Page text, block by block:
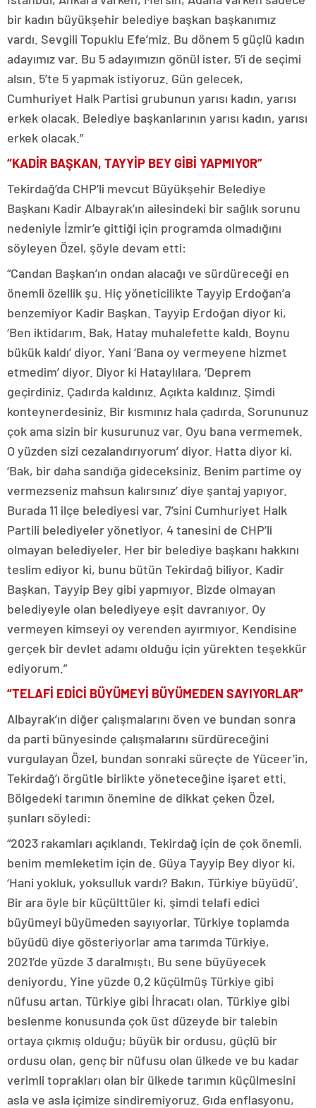
bir kadın büyükşehir belediye başkan başkanımız
vardı. Sevgili Topuklu Efe’miz. Bu dönem 5 güçlü kadın
adayımız var. Bu 5 adayımızın gönül ister, 5’i de seçimi
alsın. 5’te 5 yapmak istiyoruz. Gün gelecek,
Cumhuriyet Halk Partisi grubunun yarısı kadın, yarısı
erkek olacak. Belediye başkanlarının yarısı kadın, yarısı
erkek olacak.”
“KADİR BAŞKAN, TAYYİP BEY GİBİ YAPMIYOR”
Tekirdağ’da CHP’li mevcut Büyükşehir Belediye
Başkanı Kadir Albayrak’ın ailesindeki bir sağlık sorunu
nedeniyle İzmir’e gittiği için programda olmadığını
söyleyen Özel, şöyle devam etti:
“Candan Başkan’ın ondan alacağı ve sürdüreceği en
önemli özellik şu. Hiç yöneticilikte Tayyip Erdoğan’a
benzemiyor Kadir Başkan. Tayyip Erdoğan diyor ki,
‘Ben iktidarım. Bak, Hatay muhalefette kaldı. Boynu
bükük kaldı’ diyor. Yani ‘Bana oy vermeyene hizmet
etmedim’ diyor. Diyor ki Hataylılara, ‘Deprem
geçirdiniz. Çadırda kaldınız. Açıkta kaldınız. Şimdi
konteynerdesiniz. Bir kısmınız hala çadırda. Sorununuz
çok ama sizin bir kusurunuz var. Oyu bana vermemek.
O yüzden sizi cezalandırıyorum’ diyor. Hatta diyor ki,
‘Bak, bir daha sandığa gideceksiniz. Benim partime oy
vermezseniz mahsun kalırsınız’ diye şantaj yapıyor.
Burada 11 ilçe belediyesi var. 7’sini Cumhuriyet Halk
Partili belediyeler yönetiyor, 4 tanesini de CHP’li
olmayan belediyeler. Her bir belediye başkanı hakkını
teslim ediyor ki, bunu bütün Tekirdağ biliyor. Kadir
Başkan, Tayyip Bey gibi yapmıyor. Bizde olmayan
belediyeyle olan belediyeye eşit davranıyor. Oy
vermeyen kimseyi oy verenden ayırmıyor. Kendisine
gerçek bir devlet adamı olduğu için yürekten teşekkür
ediyorum.”
“TELAFİ EDİCİ BÜYÜMEYİ BÜYÜMEDEN SAYIYORLAR”
Albayrak’ın diğer çalışmalarını öven ve bundan sonra
da parti bünyesinde çalışmalarını sürdüreceğini
vurgulayan Özel, bundan sonraki süreçte de Yüceer’in,
Tekirdağ’ı örgütle birlikte yöneteceğine işaret etti.
Bölgedeki tarımın önemine de dikkat çeken Özel,
şunları söyledi:
“2023 rakamları açıklandı. Tekirdağ için de çok önemli,
benim memleketim için de. Güya Tayyip Bey diyor ki,
‘Hani yokluk, yoksulluk vardı? Bakın, Türkiye büyüdü’.
Bir ara öyle bir küçülttüler ki, şimdi telafi edici
büyümeyi büyümeden sayıyorlar. Türkiye toplamda
büyüdü diye gösteriyorlar ama tarımda Türkiye,
2021’de yüzde 3 daralmıştı. Bu sene büyüyecek
deniyordu. Yine yüzde 0,2 küçülmüş Türkiye gibi
nüfusu artan, Türkiye gibi İhracatı olan, Türkiye gibi
beslenme konusunda çok üst düzeyde bir talebin
ortaya çıkmış olduğu; büyük bir ordusu, güçlü bir
ordusu olan, genç bir nüfusu olan ülkede ve bu kadar
verimli toprakları olan bir ülkede tarımın küçülmesini
asla ve asla içimize sindiremiyoruz. Gıda enflasyonu,